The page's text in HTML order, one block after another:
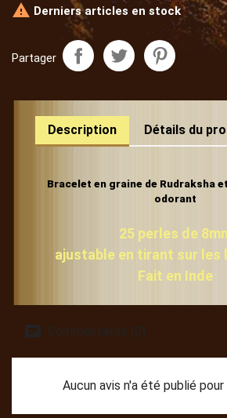
 Derniers articles en stock
Partager
Description Détails du
Bracelet en graine de Rudraksha
odorant
25 perles de
ajustable en tirant sur les
Fait en Inde
Commentaires (0)
Aucun avis n'a été publié